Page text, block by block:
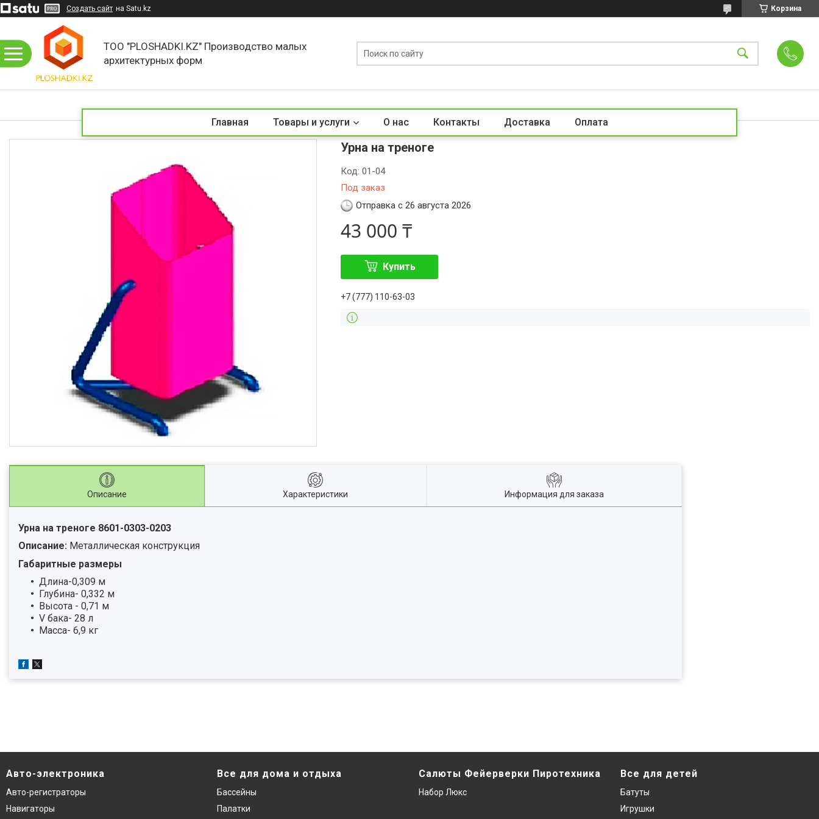
Создать сайт на Satu.kz Корзина
ТОО "PLOSHADKI.KZ" Производство малых
архитектурных форм
Главная Товары и услуги О нас Контакты Доставка Оплата
Урна на треноге
Под заказ
Код:01-04
Отправка с 26 августа 2026
43 000 ₸
Купить
+7 (777) 110-63-03
Описание Характеристики Информация для заказа
Урна на треноге 8601-0303-0203
Описание: Металлическая конструкция
Габаритные размеры
Длина-0,309 м
Глубина- 0,332 м
Высота - 0,71 м
V бака- 28 л
Масса- 6,9 кг
Авто-электроника
Авто-регистраторы
Навигаторы
Все для дома и отдыха
Бассейны
Палатки
Салюты Фейерверки Пиротехника
Набор Люкс
Все для детей
Батуты
Игрушки